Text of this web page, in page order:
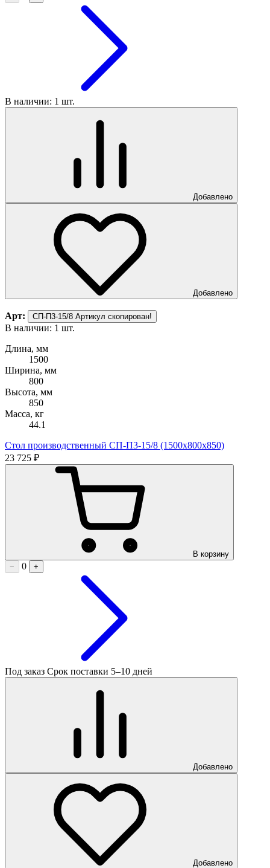
В наличии: 1 шт.
Добавлено
Добавлено
Арт: СП-П3-15/8 Артикул скопирован!
В наличии: 1 шт.
Длина, мм
1500
Ширина, мм
800
Высота, мм
850
Масса, кг
44.1
Стол производственный СП-П3-15/8 (1500х800х850)
23 725 ₽
В корзину
−
0 +
Под заказ Срок поставки 5–10 дней
Добавлено
Добавлено